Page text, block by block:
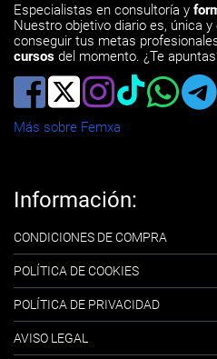
Especialistas en consultoría y
Nuestro objetivo diario es, única
conseguir tus metas
cursos del momento. ¿Te
Más sobre Femxa
Información:
CONDICIONES DE COMPRA
POLÍTICA DE COOKIES
POLÍTICA DE PRIVACIDAD
AVISO LEGAL